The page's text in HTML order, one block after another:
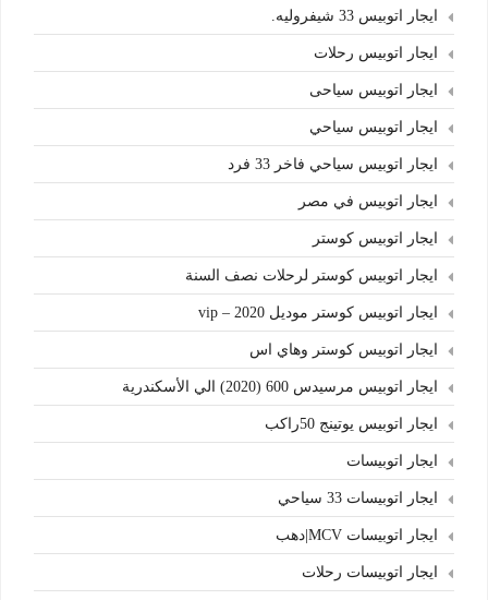
ايجار اتوبيس 33 شيفروليه.
ايجار اتوبيس رحلات
ايجار اتوبيس سياحى
ايجار اتوبيس سياحي
ايجار اتوبيس سياحي فاخر 33 فرد
ايجار اتوبيس في مصر
ايجار اتوبيس كوستر
ايجار اتوبيس كوستر لرحلات نصف السنة
ايجار اتوبيس كوستر موديل 2020 – vip
ايجار اتوبيس كوستر وهاي اس
ايجار اتوبيس مرسيدس 600 (2020) الي الأسكندرية
ايجار اتوبيس يوتينج 50راكب
ايجار اتوبيسات
ايجار اتوبيسات 33 سياحي
ايجار اتوبيسات MCV|دهب
ايجار اتوبيسات رحلات